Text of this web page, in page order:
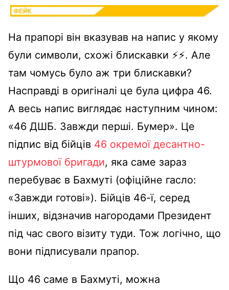
На прапорі він вказував на напис у якому
були символи, схожі блискавки ⚡️⚡️. Але
там чомусь було аж три блискавки?
Насправді в оригіналі це була цифра 46.
А весь напис виглядає наступним чином:
«46 ДШБ. Завжди перші. Бумер». Це
підпис від бійців 46 окремої десантно-
штурмової бригади, яка саме зараз
перебуває в Бахмуті (офіційне гасло:
«Завжди готові»). Бійців 46-ї, серед
інших, відзначив нагородами Президент
під час свого візиту туди. Тож логічно, що
вони підписували прапор.
Що 46 саме в Бахмуті, можна